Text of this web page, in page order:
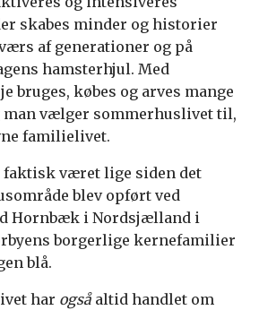
skabes minder og historier
af generationer og på
hamsterhjul. Med
bruges, købes og arves mange
man vælger sommerhuslivet til,
familielivet.
faktisk været lige siden det
blev opført ved
Hornbæk i Nordsjælland i
borgerlige kernefamilier
blå.
har ogsåaltid handlet om